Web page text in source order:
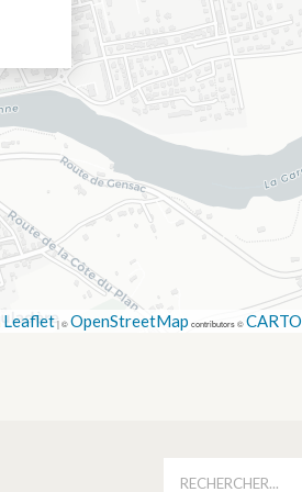
Leaflet |©OpenStreetMap contributors ©CARTO